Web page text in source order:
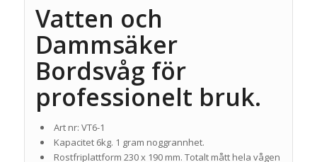
Vatten och
Dammsäker
Bordsvåg för
professionelt bruk.
Art nr: VT6-1
Kapacitet 6kg. 1 gram noggrannhet.
Rostfriplattform 230 x 190 mm. Totalt mått hela vågen